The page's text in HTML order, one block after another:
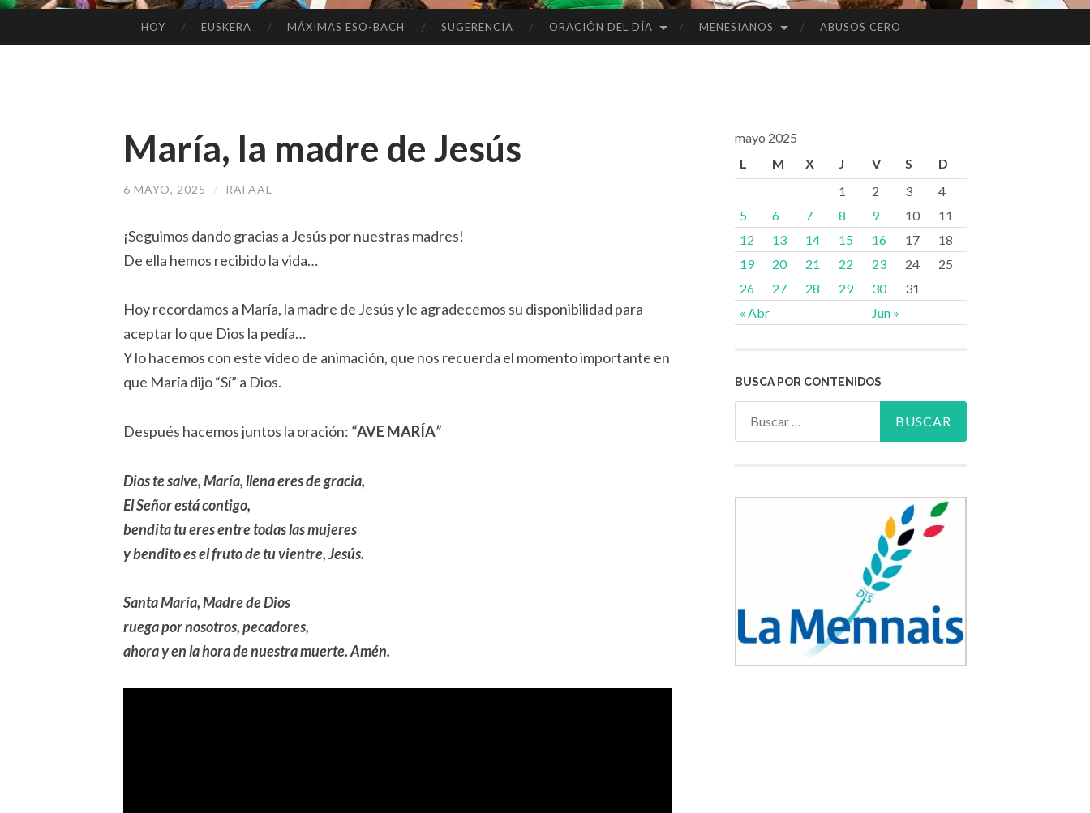
AL
HOY EUSKERA MÁXIMAS ESO-BACH SUGERENCIA ORACIÓN DEL DÍA MENESIANOS ABUSOS CERO
María, la madre de Jesús
6 MAYO, 2025 / RAFAAL
¡Seguimos dando gracias a Jesús por nuestras madres!
De ella hemos recibido la vida…
Hoy recordamos a María, la madre de Jesús y le agradecemos su disponibilidad para
aceptar lo que Dios la pedía…
Y lo hacemos con este vídeo de animación, que nos recuerda el momento importante en
que María dijo “Sí” a Dios.
Después hacemos juntos la oración: “AVE MARÍA”
Dios te salve, María, llena eres de gracia,
El Señor está contigo,
bendita tu eres entre todas las mujeres
y bendito es el fruto de tu vientre, Jesús.
Santa María, Madre de Dios
ruega por nosotros, pecadores,
ahora y en la hora de nuestra muerte. Amén.
mayo 2025
L
M X J V S D
« Abr Jun »
1 2 3
4
5
6 7 8 9 10
11
12
13 14 15 16 17
18
19
20 21 22 23 24
25
26
27 28 29 30 31
BUSCA POR CONTENIDOS